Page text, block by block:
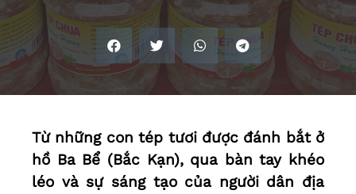
Từ những con tép tươi được đánh bắt ở
hồ Ba Bể (Bắc Kạn), qua bàn tay khéo
léo và sự sáng tạo của người dân địa